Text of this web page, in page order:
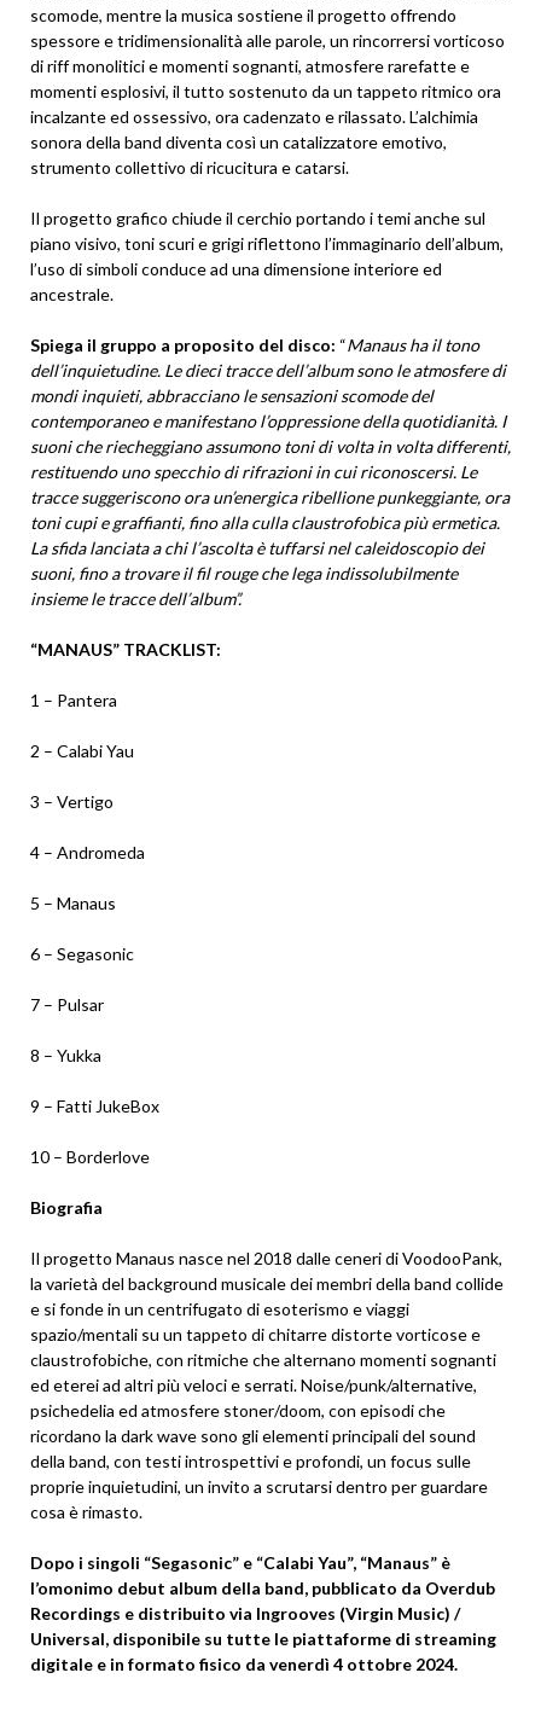
scomode, mentre la musica sostiene il progetto offrendo
spessore e tridimensionalità alle parole, un rincorrersi vorticoso
di riff monolitici e momenti sognanti, atmosfere rarefatte e
momenti esplosivi, il tutto sostenuto da un tappeto ritmico ora
incalzante ed ossessivo, ora cadenzato e rilassato. L’alchimia
sonora della band diventa così un catalizzatore emotivo,
strumento collettivo di ricucitura e catarsi.
Il progetto grafico chiude il cerchio portando i temi anche sul
piano visivo, toni scuri e grigi riflettono l’immaginario dell’album,
l’uso di simboli conduce ad una dimensione interiore ed
ancestrale.
Spiega il gruppo a proposito del disco: “Manaus ha il tono
dell’inquietudine. Le dieci tracce dell’album sono le atmosfere di
mondi inquieti, abbracciano le sensazioni scomode del
contemporaneo e manifestano l’oppressione della quotidianità. I
suoni che riecheggiano assumono toni di volta in volta differenti,
restituendo uno specchio di rifrazioni in cui riconoscersi. Le
tracce suggeriscono ora un’energica ribellione punkeggiante, ora
toni cupi e graffianti, fino alla culla claustrofobica più ermetica.
La sfida lanciata a chi l’ascolta è tuffarsi nel caleidoscopio dei
suoni, fino a trovare il fil rouge che lega indissolubilmente
insieme le tracce dell’album”.
“MANAUS” TRACKLIST:
1 – Pantera
2 – Calabi Yau
3 – Vertigo
4 – Andromeda
5 – Manaus
6 – Segasonic
7 – Pulsar
8 – Yukka
9 – Fatti JukeBox
10 – Borderlove
Biografia
Il progetto Manaus nasce nel 2018 dalle ceneri di VoodooPank,
la varietà del background musicale dei membri della band collide
e si fonde in un centrifugato di esoterismo e viaggi
spazio/mentali su un tappeto di chitarre distorte vorticose e
claustrofobiche, con ritmiche che alternano momenti sognanti
ed eterei ad altri più veloci e serrati. Noise/punk/alternative,
psichedelia ed atmosfere stoner/doom, con episodi che
ricordano la dark wave sono gli elementi principali del sound
della band, con testi introspettivi e profondi, un focus sulle
proprie inquietudini, un invito a scrutarsi dentro per guardare
cosa è rimasto.
Dopo i singoli “Segasonic” e “Calabi Yau”, “Manaus” è
l’omonimo debut album della band, pubblicato da Overdub
Recordings e distribuito via Ingrooves (Virgin Music) /
Universal, disponibile su tutte le piattaforme di streaming
digitale e in formato fisico da venerdì 4 ottobre 2024.